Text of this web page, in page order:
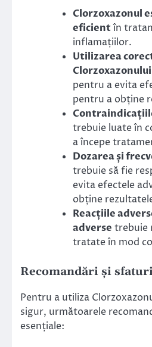
Clorzoxazonul
eficientîn
inflamațiilor.
Utilizarea
Clorzoxazonului
pentru a evita
pentru a obține
trebuie luate în
a începe
Dozarea și
trebuie să fie
evita efectele
obține
Reacțiile
adverse trebuie
tratate în mod
Recomandări și
Pentru a utiliza
sigur, următoarele
esențiale: